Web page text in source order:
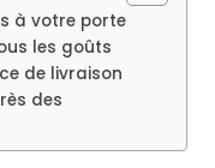
à votre porte
les goûts
de livraison
des